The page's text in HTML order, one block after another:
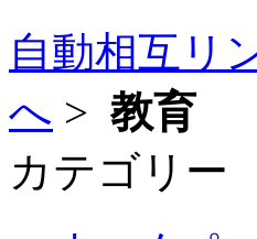
自動相互リ
へ >教育
カテゴリー